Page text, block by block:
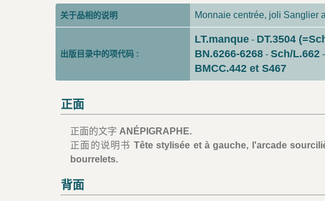
关于品相的说明 Monnaie centrée, joli Sanglier
出版目录中的项代码 :
LT.manque - DT.3504
BN.6266-6268 - Sch/L.662 -
BMCC.442 et S467
正面
正面的文字 ANÉPIGRAPHE.
正面的说明书Tête stylisée et à gauche, l'arcade
bourrelets.
背面